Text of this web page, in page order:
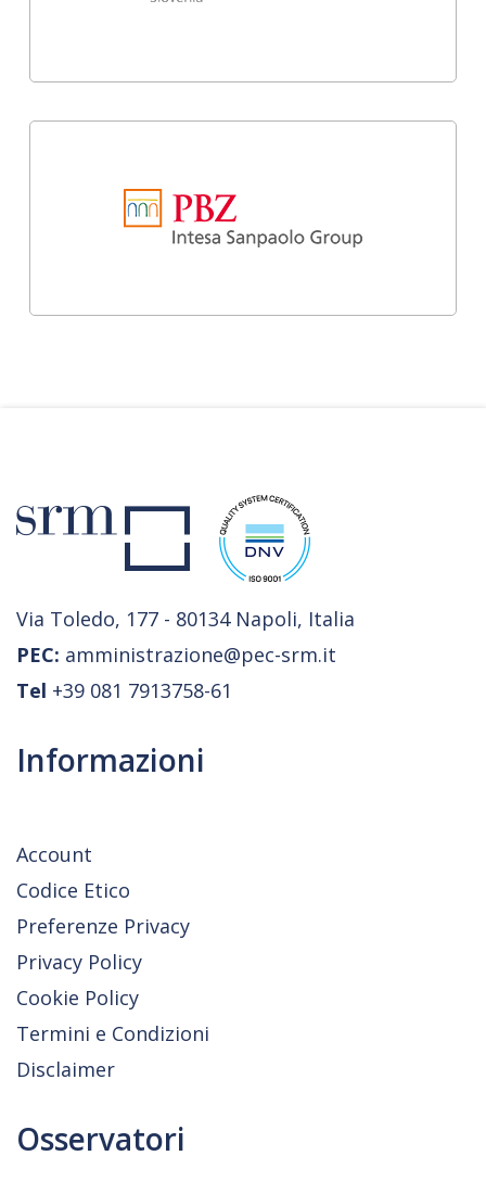
Via Toledo, 177 - 80134 Napoli, Italia
PEC: amministrazione@pec-srm.it
Tel +39 081 7913758-61
Informazioni
Account
Codice Etico
Preferenze Privacy
Privacy Policy
Cookie Policy
Termini e Condizioni
Disclaimer
Osservatori